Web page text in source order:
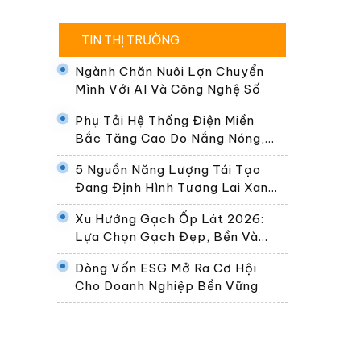
TIN THỊ TRƯỜNG
Ngành Chăn Nuôi Lợn Chuyển
Mình Với AI Và Công Nghệ Số
Phụ Tải Hệ Thống Điện Miền
Bắc Tăng Cao Do Nắng Nóng,
Dự Kiến Gần 30.000 MW Ngày
24/6
5 Nguồn Năng Lượng Tái Tạo
Đang Định Hình Tương Lai Xanh
Của Thế Giới
Xu Hướng Gạch Ốp Lát 2026:
Lựa Chọn Gạch Đẹp, Bền Và
Phù Hợp Không Gian Sống Hiện
Đại
Dòng Vốn ESG Mở Ra Cơ Hội
Cho Doanh Nghiệp Bền Vững